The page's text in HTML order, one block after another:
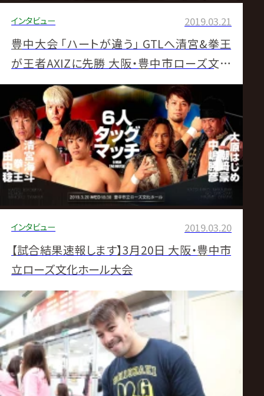
インタビュー 2019.03.21
豊中大会 ｢ハートが違う｣ GTLへ清宮&拳王
が王者AXIZに先勝 大阪・豊中市ローズ文化
ホール大会試合後コメント
インタビュー 2019.03.20
【試合結果速報します】3月20日 大阪・豊中市
立ローズ文化ホール大会